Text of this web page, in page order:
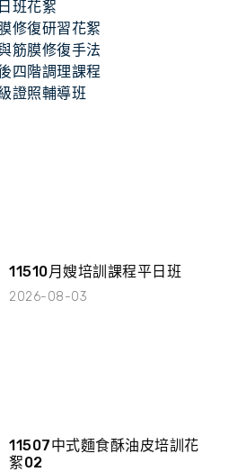
班花絮
修復研習花絮
筋膜修復手法
四階調理課程
證照輔導班
11510月嫂培訓課程平日班
2026-08-03
11507中式麵食酥油皮培訓花
絮02